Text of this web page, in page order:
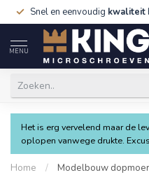
Snel en eenvoudig kwaliteit
MENU
Het is erg vervelend maar de
oplopen vanwege drukte.
Home /
Modelbouw